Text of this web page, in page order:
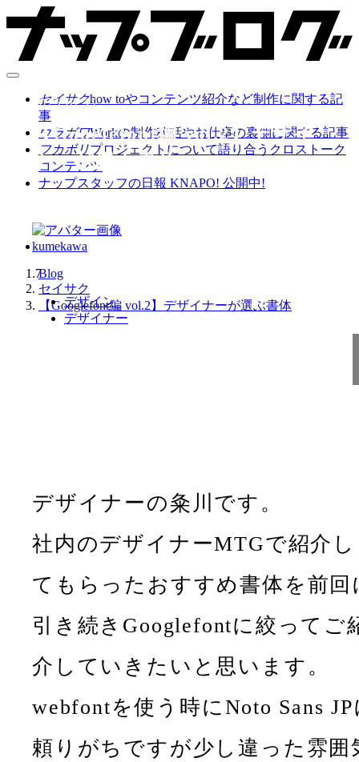
セイサクhow toやコンテンツ紹介など制作に関する記
事
ウラガワWorkの制作秘話やお仕事の裏側に関する記事
フカボリプロジェクトについて語り合うクロストーク
コンテンツ
ナップスタッフの日報 KNAPO! 公開中!
Blog
セイサク
【Googlefont編 vol.2】デザイナーが選ぶ書体
2025.02.12
【Googlefont編 vol.2】デザイ
ナーが選ぶ書体
kumekawa
7
デザイン
デザイナー
デザイナーの粂川です。
社内のデザイナーMTGで紹介し
てもらったおすすめ書体を前回
引き続きGooglefontに絞ってご
介していきたいと思います。
webfontを使う時にNoto Sans JP
頼りがちですが少し違った雰囲